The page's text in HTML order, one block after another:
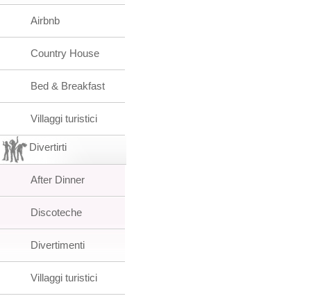
Airbnb
Country House
Bed & Breakfast
Villaggi turistici
Divertirti
After Dinner
Discoteche
Divertimenti
Villaggi turistici